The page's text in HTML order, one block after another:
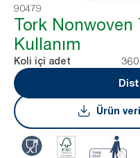
90479
Tork Nonwoven
Kullanım
Koli içi adet
360
Ürün